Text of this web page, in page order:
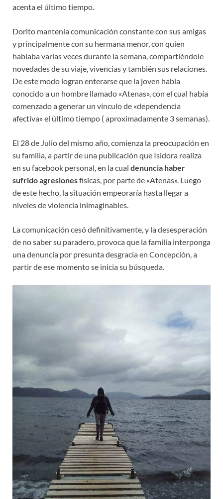
acenta el último tiempo.
Dorito mantenía comunicación constante con sus amigas
y principalmente con su hermana menor, con quien
hablaba varias veces durante la semana, compartiéndole
novedades de su viaje, vivencias y también sus relaciones.
De este modo logran enterarse que la joven había
conocido a un hombre llamado «Atenas», con el cual había
comenzado a generar un vínculo de «dependencia
afectiva» el último tiempo ( aproximadamente 3 semanas).
El 28 de Julio del mismo año, comienza la preocupación en
su familia, a partir de una publicación que Isidora realiza
en su facebook personal, en la cual denuncia haber
sufrido agresionesfísicas, por parte de «Atenas». Luego
de este hecho, la situación empeoraría hasta llegar a
niveles de violencia inimaginables.
La comunicación cesó definitivamente, y la desesperación
de no saber su paradero, provoca que la familia interponga
una denuncia por presunta desgracia en Concepción, a
partir de ese momento se inicia su búsqueda.